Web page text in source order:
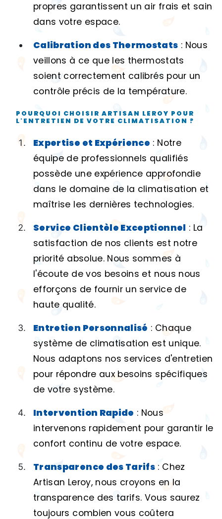
propres garantissent un air frais et sain
dans votre espace.
Calibration des Thermostats : Nous
veillons à ce que les thermostats
soient correctement calibrés pour un
contrôle précis de la température.
POURQUOI CHOISIR ARTISAN LEROY POUR
L'ENTRETIEN DE VOTRE CLIMATISATION ?
Expertise et Expérience : Notre
équipe de professionnels qualifiés
possède une expérience approfondie
dans le domaine de la climatisation et
maîtrise les dernières technologies.
Service Clientèle Exceptionnel : La
satisfaction de nos clients est notre
priorité absolue. Nous sommes à
l'écoute de vos besoins et nous nous
efforçons de fournir un service de
haute qualité.
Entretien Personnalisé : Chaque
système de climatisation est unique.
Nous adaptons nos services d'entretien
pour répondre aux besoins spécifiques
de votre système.
Intervention Rapide : Nous
intervenons rapidement pour garantir le
confort continu de votre espace.
Transparence des Tarifs : Chez
Artisan Leroy, nous croyons en la
transparence des tarifs. Vous saurez
toujours combien vous coûtera